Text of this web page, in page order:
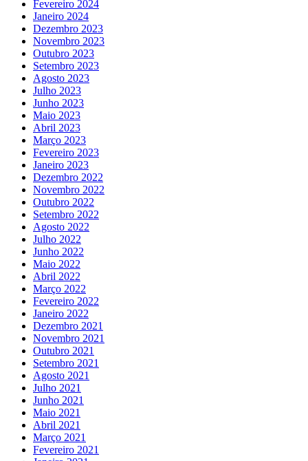
Fevereiro 2024
Janeiro 2024
Dezembro 2023
Novembro 2023
Outubro 2023
Setembro 2023
Agosto 2023
Julho 2023
Junho 2023
Maio 2023
Abril 2023
Março 2023
Fevereiro 2023
Janeiro 2023
Dezembro 2022
Novembro 2022
Outubro 2022
Setembro 2022
Agosto 2022
Julho 2022
Junho 2022
Maio 2022
Abril 2022
Março 2022
Fevereiro 2022
Janeiro 2022
Dezembro 2021
Novembro 2021
Outubro 2021
Setembro 2021
Agosto 2021
Julho 2021
Junho 2021
Maio 2021
Abril 2021
Março 2021
Fevereiro 2021